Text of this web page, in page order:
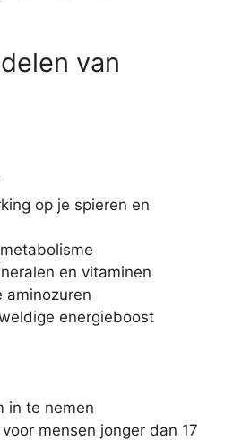
van
op je spieren en
en vitaminen
aminozuren
energieboost
in te nemen
mensen jonger dan 17